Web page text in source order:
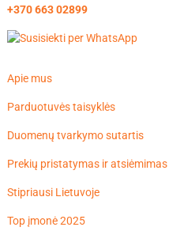
+370 663 02899
Apie mus
Parduotuvės taisyklės
Duomenų tvarkymo sutartis
Prekių pristatymas ir atsiėmimas
Stipriausi Lietuvoje
Top įmonė 2025